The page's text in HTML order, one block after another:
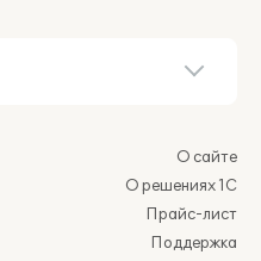
О сайте
О решениях 1С
Прайс-лист
Поддержка